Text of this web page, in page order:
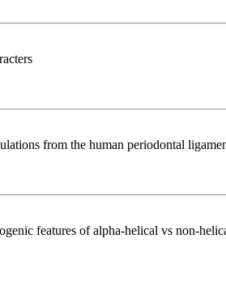
from the human periodontal
features of alpha-helical vs non-